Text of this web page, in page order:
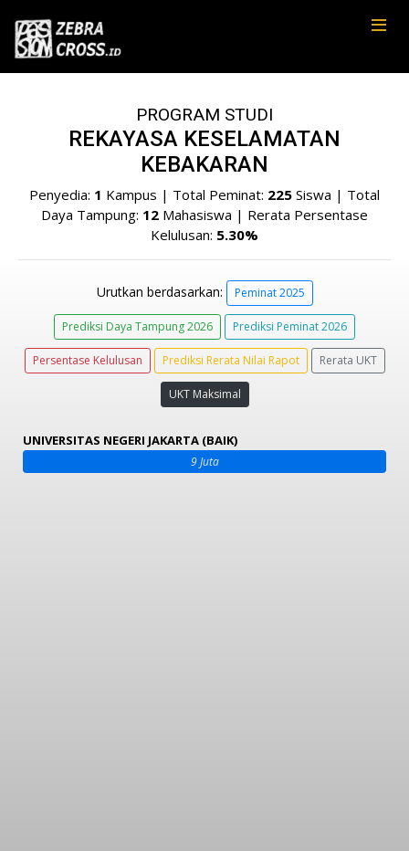
PROGRAM STUDI
REKAYASA KESELAMATAN
KEBAKARAN
Penyedia: 1 Kampus | Total Peminat: 225 Siswa | Total
Daya Tampung: 12 Mahasiswa | Rerata Persentase
Kelulusan: 5.30%
Urutkan berdasarkan: Peminat 2025
Prediksi Daya Tampung 2026 Prediksi Peminat 2026
Persentase Kelulusan Prediksi Rerata Nilai Rapot Rerata UKT
UKT Maksimal
UNIVERSITAS NEGERI JAKARTA (BAIK)
9 Juta